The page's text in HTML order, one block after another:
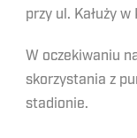
przy ul. Kałuży
W oczekiwaniu
skorzystania z
stadionie.